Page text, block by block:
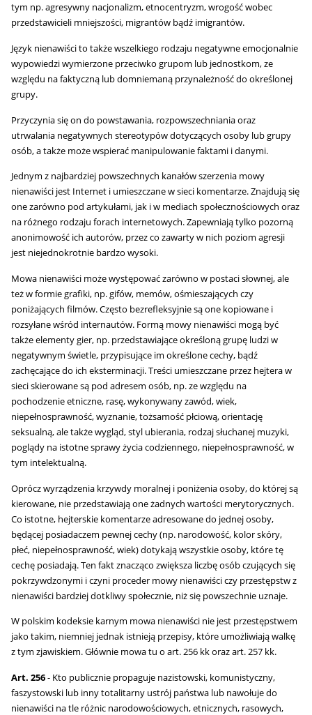
tym np. agresywny nacjonalizm, etnocentryzm, wrogość wobec
przedstawicieli mniejszości, migrantów bądź imigrantów.
Język nienawiści to także wszelkiego rodzaju negatywne emocjonalnie
wypowiedzi wymierzone przeciwko grupom lub jednostkom, ze
względu na faktyczną lub domniemaną przynależność do określonej
grupy.
Przyczynia się on do powstawania, rozpowszechniania oraz
utrwalania negatywnych stereotypów dotyczących osoby lub grupy
osób, a także może wspierać manipulowanie faktami i danymi.
Jednym z najbardziej powszechnych kanałów szerzenia mowy
nienawiści jest Internet i umieszczane w sieci komentarze. Znajdują się
one zarówno pod artykułami, jak i w mediach społecznościowych oraz
na różnego rodzaju forach internetowych. Zapewniają tylko pozorną
anonimowość ich autorów, przez co zawarty w nich poziom agresji
jest niejednokrotnie bardzo wysoki.
Mowa nienawiści może występować zarówno w postaci słownej, ale
też w formie grafiki, np. gifów, memów, ośmieszających czy
poniżających filmów. Często bezrefleksyjnie są one kopiowane i
rozsyłane wśród internautów. Formą mowy nienawiści mogą być
także elementy gier, np. przedstawiające określoną grupę ludzi w
negatywnym świetle, przypisujące im określone cechy, bądź
zachęcające do ich eksterminacji. Treści umieszczane przez hejtera w
sieci skierowane są pod adresem osób, np. ze względu na
pochodzenie etniczne, rasę, wykonywany zawód, wiek,
niepełnosprawność, wyznanie, tożsamość płciową, orientację
seksualną, ale także wygląd, styl ubierania, rodzaj słuchanej muzyki,
poglądy na istotne sprawy życia codziennego, niepełnosprawność, w
tym intelektualną.
Oprócz wyrządzenia krzywdy moralnej i poniżenia osoby, do której są
kierowane, nie przedstawiają one żadnych wartości merytorycznych.
Co istotne, hejterskie komentarze adresowane do jednej osoby,
będącej posiadaczem pewnej cechy (np. narodowość, kolor skóry,
płeć, niepełnosprawność, wiek) dotykają wszystkie osoby, które tę
cechę posiadają. Ten fakt znacząco zwiększa liczbę osób czujących się
pokrzywdzonymi i czyni proceder mowy nienawiści czy przestępstw z
nienawiści bardziej dotkliwy społecznie, niż się powszechnie uznaje.
W polskim kodeksie karnym mowa nienawiści nie jest przestępstwem
jako takim, niemniej jednak istnieją przepisy, które umożliwiają walkę
z tym zjawiskiem. Głównie mowa tu o art. 256 kk oraz art. 257 kk.
Art. 256- Kto publicznie propaguje nazistowski, komunistyczny,
faszystowski lub inny totalitarny ustrój państwa lub nawołuje do
nienawiści na tle różnic narodowościowych, etnicznych, rasowych,